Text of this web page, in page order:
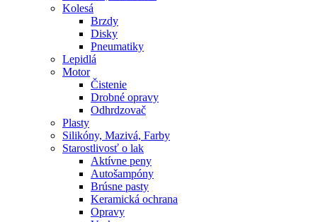
Kolesá
Brzdy
Disky
Pneumatiky
Lepidlá
Motor
Čistenie
Drobné opravy
Odhrdzovač
Plasty
Silikóny, Mazivá, Farby
Starostlivosť o lak
Aktívne peny
Autošampóny
Brúsne pasty
Keramická ochrana
Opravy